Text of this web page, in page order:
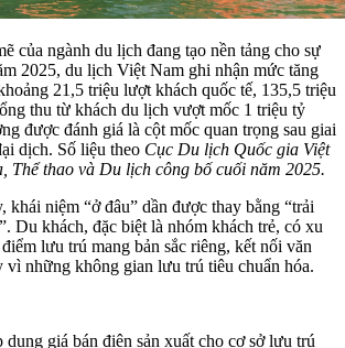
của ngành du lịch đang tạo nền tảng cho sự
2025, du lịch Việt Nam ghi nhận mức tăng
21,5 triệu lượt khách quốc tế, 135,5 triệu
thu từ khách du lịch vượt mốc 1 triệu tỷ
được đánh giá là cột mốc quan trọng sau giai
dịch. Số liệu theo Cục Du lịch Quốc gia Việt
Thể thao và Du lịch công bố cuối năm 2025.
khái niệm “ở đâu” dần được thay bằng “trải
Du khách, đặc biệt là nhóm khách trẻ, có xu
lưu trú mang bản sắc riêng, kết nối văn
vì những không gian lưu trú tiêu chuẩn hóa.
dụng giá bán điện sản xuất cho cơ sở lưu trú